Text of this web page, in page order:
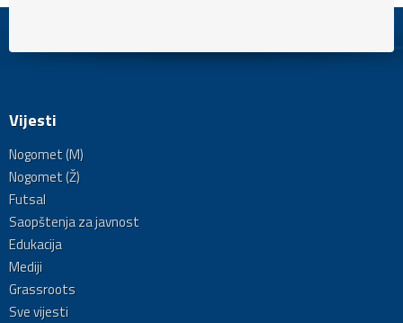
Vijesti
Nogomet (M)
Nogomet (Ž)
Futsal
Saopštenja za javnost
Edukacija
Mediji
Grassroots
Sve vijesti